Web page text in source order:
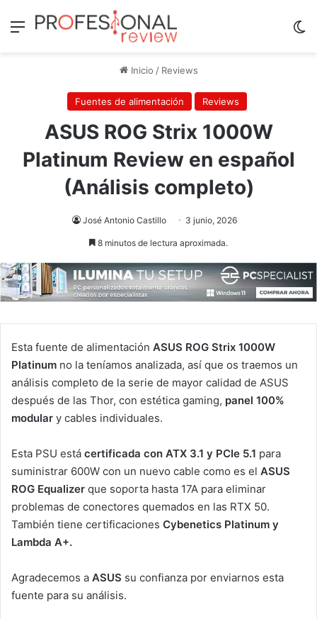
Menú
Inicio / Reviews
Fuentes de alimentación Reviews
ASUS ROG Strix 1000W
Platinum Review en español
(Análisis completo)
José Antonio Castillo 3 junio, 2026
8 minutos de lectura aproximada.
Esta fuente de alimentación ASUS ROG Strix 1000W
Platinum no la teníamos analizada, así que os traemos un
análisis completo de la serie de mayor calidad de ASUS
después de las Thor, con estética gaming, panel 100%
modular y cables individuales.
Esta PSU está certificada con ATX 3.1 y PCIe 5.1 para
suministrar 600W con un nuevo cable como es el ASUS
ROG Equalizer que soporta hasta 17A para eliminar
problemas de conectores quemados en las RTX 50.
También tiene certificaciones Cybenetics Platinum y
Lambda A+.
Agradecemos a ASUS su confianza por enviarnos esta
fuente para su análisis.